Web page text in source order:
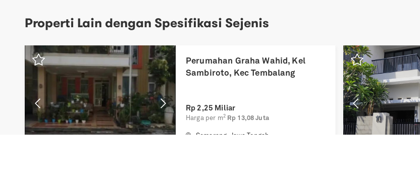
Properti Lain dengan Spesifikasi Sejenis
Previous Next
Perumahan Graha Wahid, Kel
Sambiroto, Kec Tembalang
Rp 2,25 Miliar
Harga per m2 Rp 13,08 Juta
Semarang
Jawa Tengah
Previous